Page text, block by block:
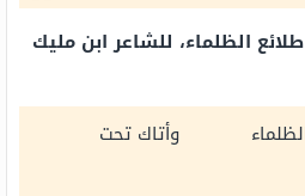
الظلماء، للشاعر ابن مليك
الظلماء وأتاك تحت